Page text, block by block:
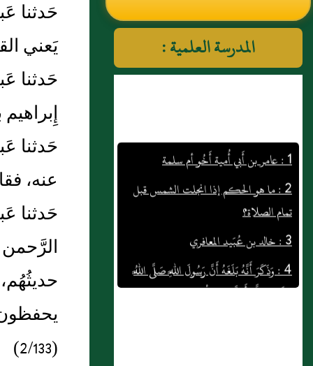
النووي رحمهم الله تعالى
المدرسة العلمية :
2 : ما هو الحكم إذا انجلت الشمس قبل
تمام الصلاة؟
3 : خالد بن عُبَيد المعافري
4 : وَذَكَرَ أَنَّهُ بَلَغَهُ أَنَّ رَسُولَ اللَّهِ صَلَّى اللَّهُ
عَلَيْهِ وَسَلَّمَ أَهَلَّ مِنَ الْجِعِرَّانَةِ
بِعُمْرَةٍ
حَدثنا
يَعني
حَدثنا
حَدثنا
عنه،
حَدثنا
(2/133)